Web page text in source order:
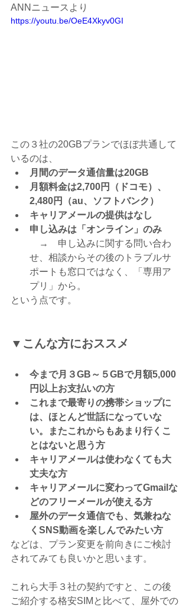
ANNニュースより
https://youtu.be/OeE4Xkyv0GI
この３社の20GBプランでほぼ共通して
いるのは、
月間のデータ通信量は20GB
月額料金は2,700円（ドコモ）、
2,480円（au、ソフトバンク）
キャリアメールの提供はなし
申し込みは「オンライン」のみ
→　申し込みに関する問い合わ
せ、相談からその後のトラブルサ
ポートも窓口ではなく、「専用ア
プリ」から。
という点です。
▼こんな方におススメ
今まで月３GB～５GBで月額5,000
円以上お支払いの方
これまで最寄りの携帯ショップに
は、ほとんど世話になっていな
い。またこれからもあまり行くこ
とはないと思う方
キャリアメールは使わなくても大
丈夫な方
キャリアメールに変わってGmailな
どのフリーメールが使える方
屋外のデータ通信でも、気兼ねな
くSNS動画を楽しんでみたい方
などは、プラン変更を前向きにご検討
されてみても良いかと思います。
これら大手３社の契約ですと、この後
ご紹介する格安SIMと比べて、屋外での